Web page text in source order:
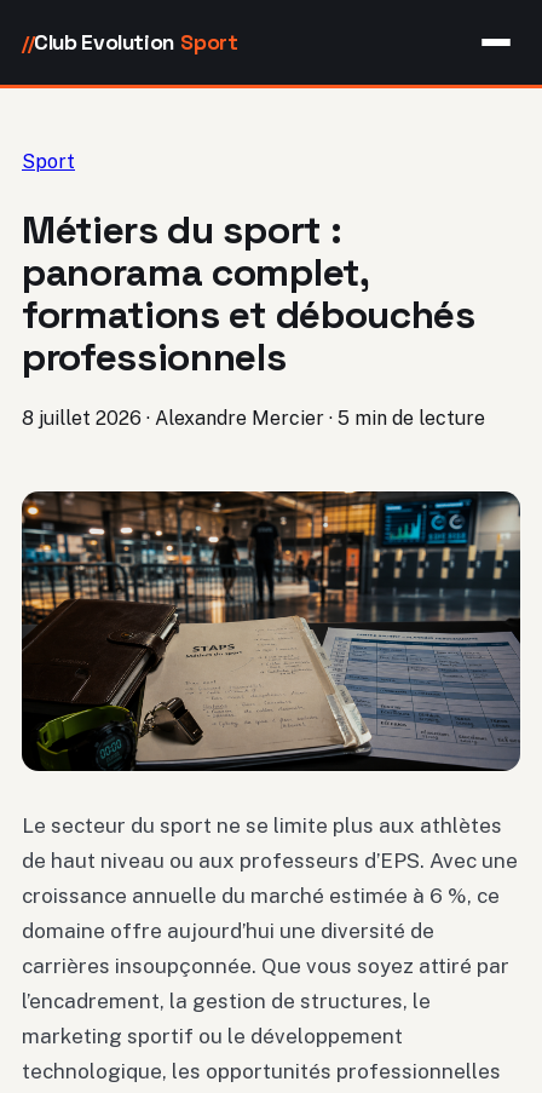
//Club Evolution Sport
Sport
Métiers du sport :
panorama complet,
formations et débouchés
professionnels
8 juillet 2026 · Alexandre Mercier · 5 min de lecture
Le secteur du sport ne se limite plus aux athlètes
de haut niveau ou aux professeurs d’EPS. Avec une
croissance annuelle du marché estimée à 6 %, ce
domaine offre aujourd’hui une diversité de
carrières insoupçonnée. Que vous soyez attiré par
l’encadrement, la gestion de structures, le
marketing sportif ou le développement
technologique, les opportunités professionnelles